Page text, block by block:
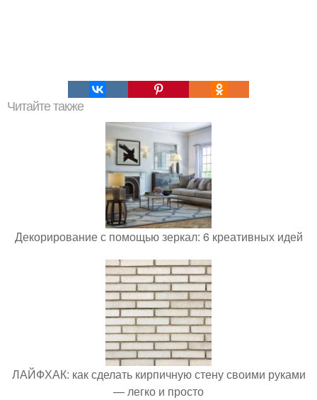
Читайте также
Декорирование с помощью зеркал: 6 креативных идей
ЛАЙФХАК: как сделать кирпичную стену своими руками
— легко и просто